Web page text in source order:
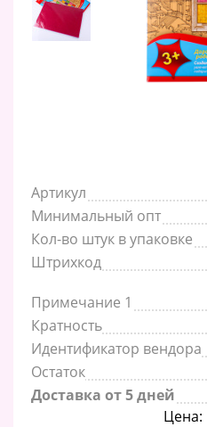
Артикул
Минимальный опт
Кол-во штук в упаковке
Штрихкод
Примечание 1
Кратность
Идентификатор вендора
Остаток
Доставка от 5 дней
Цена: